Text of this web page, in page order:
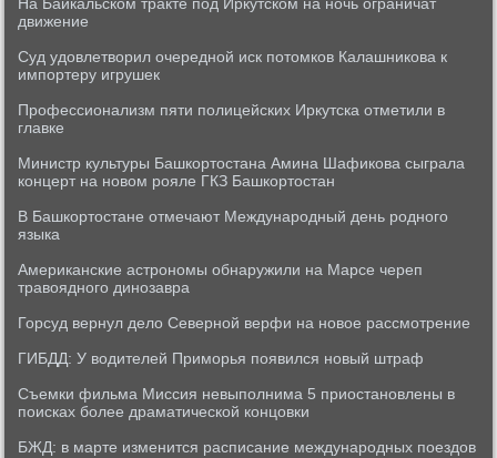
На Байкальском тракте под Иркутском на ночь ограничат
движение
Суд удовлетворил очередной иск потомков Калашникова к
импортеру игрушек
Профессионализм пяти полицейских Иркутска отметили в
главке
Министр культуры Башкортостана Амина Шафикова сыграла
концерт на новом рояле ГКЗ Башкортостан
В Башкортостане отмечают Международный день родного
языка
Американские астрономы обнаружили на Марсе череп
травоядного динозавра
Горсуд вернул дело Северной верфи на новое рассмотрение
ГИБДД: У водителей Приморья появился новый штраф
Съемки фильма Миссия невыполнима 5 приостановлены в
поисках более драматической концовки
БЖД: в марте изменится расписание международных поездов